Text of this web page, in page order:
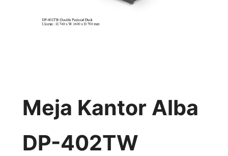
Meja Kantor Alba
DP-402TW